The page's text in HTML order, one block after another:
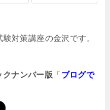
対策講座の金沢です。
クナンバー版 「 ブログで